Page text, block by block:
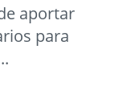
aportar
para